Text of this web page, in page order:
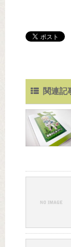
関連記